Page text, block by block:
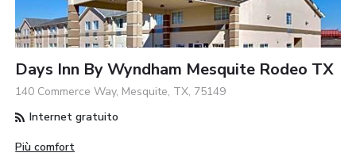
Days Inn By Wyndham Mesquite Rodeo TX
140 Commerce Way, Mesquite, TX, 75149
Internet gratuito
Più comfort